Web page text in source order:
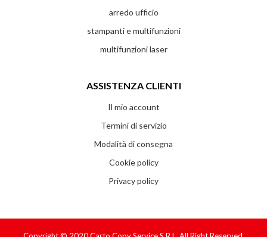
arredo ufficio
stampanti e multifunzioni
multifunzioni laser
ASSISTENZA CLIENTI
Il mio account
Termini di servizio
Modalità di consegna
Cookie policy
Privacy policy